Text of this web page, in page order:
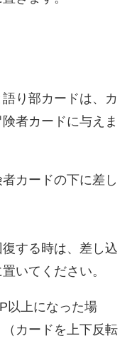
り部カードは、カ
者カードに与えま
カードの下に差し
する時は、差し込
いてください。
以上になった場
カードを上下反転